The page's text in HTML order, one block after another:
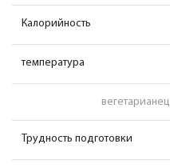
Калорийность
температура
вегетарианец
Трудность подготовки